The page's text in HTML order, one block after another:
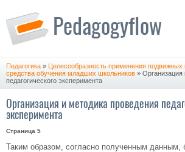
Педагогика » Целесообразность применения подвижных
средства обучения младших школьников » Организация
педагогического эксперимента
Организация и методика проведения
эксперимента
Страница 5
Таким образом, согласно полученным